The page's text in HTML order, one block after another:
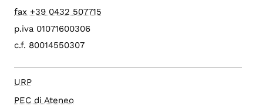
fax +39 0432 507715
p.iva 01071600306
c.f. 80014550307
URP
PEC di Ateneo